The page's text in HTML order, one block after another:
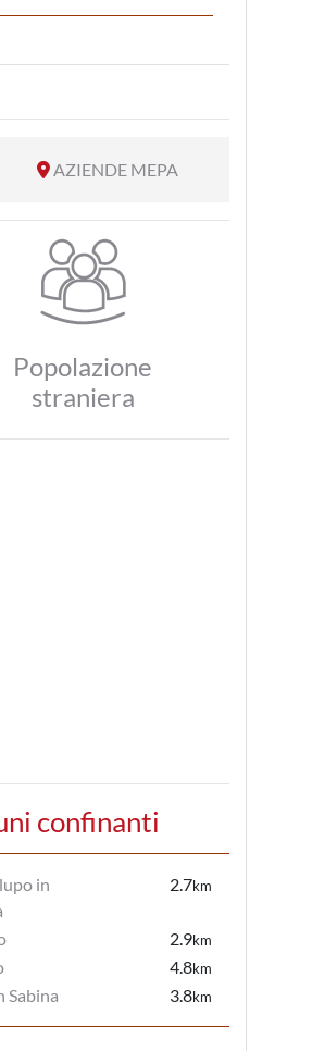
AZIENDE MEPA
Popolazione
straniera
confinanti
in
2.7km
2.9km
4.8km
Sabina 3.8km